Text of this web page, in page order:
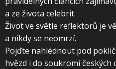
a ze života celebrit.
Život ve světle reflektorů je
a nikdy se neomrzí.
Pojďte nahlédnout pod
hvězd i do soukromí českých